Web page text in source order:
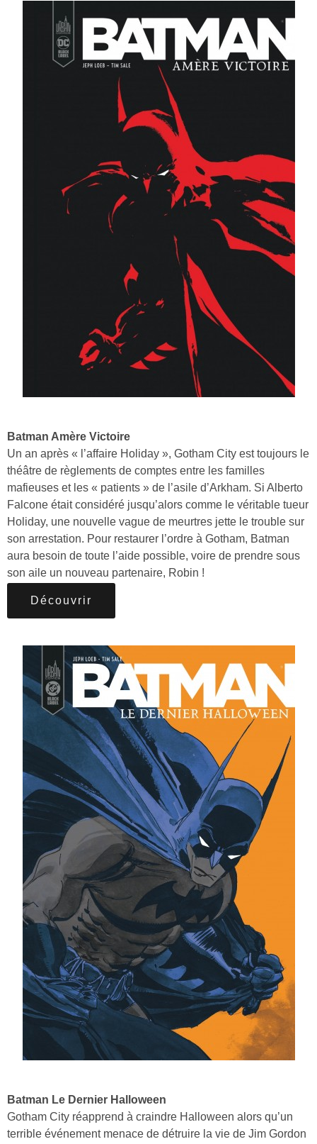
Batman Amère Victoire
Un an après « l’affaire Holiday », Gotham City est toujours le
théâtre de règlements de comptes entre les familles
mafieuses et les « patients » de l’asile d’Arkham. Si Alberto
Falcone était considéré jusqu’alors comme le véritable tueur
Holiday, une nouvelle vague de meurtres jette le trouble sur
son arrestation. Pour restaurer l’ordre à Gotham, Batman
aura besoin de toute l’aide possible, voire de prendre sous
son aile un nouveau partenaire, Robin !
Découvrir
Batman Le Dernier Halloween
Gotham City réapprend à craindre Halloween alors qu’un
terrible événement menace de détruire la vie de Jim Gordon